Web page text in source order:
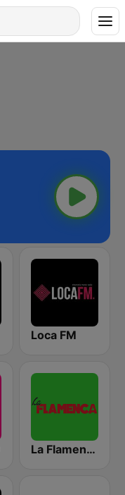
Loca FM
La Flamenca